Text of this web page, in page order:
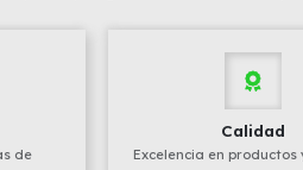
de
Calidad
Excelencia en productos